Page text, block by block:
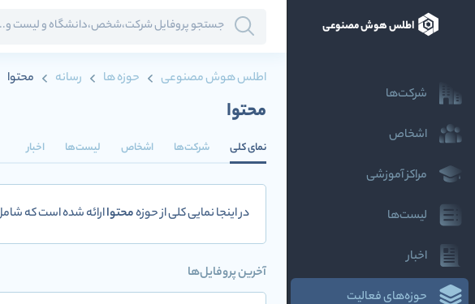
اطلس هوش مصنوعی
شرکت‌ها
اشخاص
مراکز آموزشی
لیست‌ها
اخبار
حوزه‌های فعالیت
اطلس هوش مصنوعی حوزه ها رسانه محتوا
محتوا
نمای کلی شرکت‌ها اشخاص لیست‌ها اخبار
در اینجا نمایی کلی از حوزهمحتواارائه شده است که
آخرین پروفایل‌ها